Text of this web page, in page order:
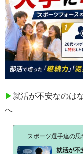
▶ 就活が不安なのは
へ
スポーツ選手達の思
就活が不